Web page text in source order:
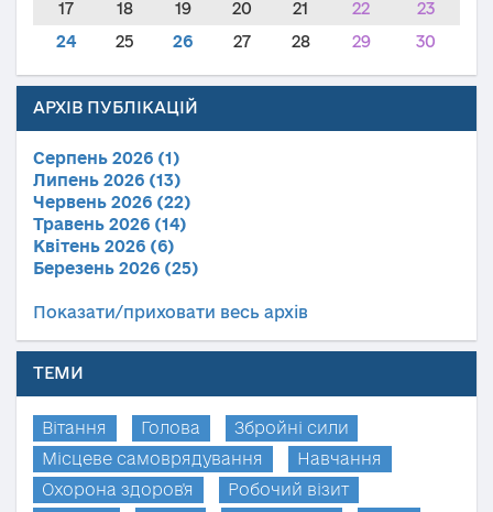
17
18 19 20 21 22
23
24
25 26 27 28 29 30
АРХІВ ПУБЛІКАЦІЙ
Серпень 2026 (1)
Липень 2026 (13)
Червень 2026 (22)
Травень 2026 (14)
Квітень 2026 (6)
Березень 2026 (25)
Показати/приховати весь архів
ТЕМИ
Вітання Голова
Збройні сили
Місцеве самоврядування
Навчання
Охорона здоров'я
Робочий візит